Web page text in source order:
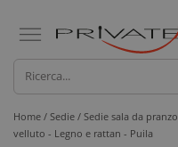
Home / Sedie / Sedie sala da pranzo
velluto - Legno e rattan - Puila